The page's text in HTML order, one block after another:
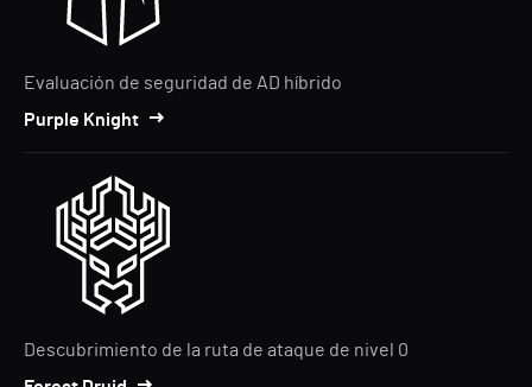
Evaluación de seguridad de AD híbrido
Purple Knight
Descubrimiento de la ruta de ataque de nivel 0